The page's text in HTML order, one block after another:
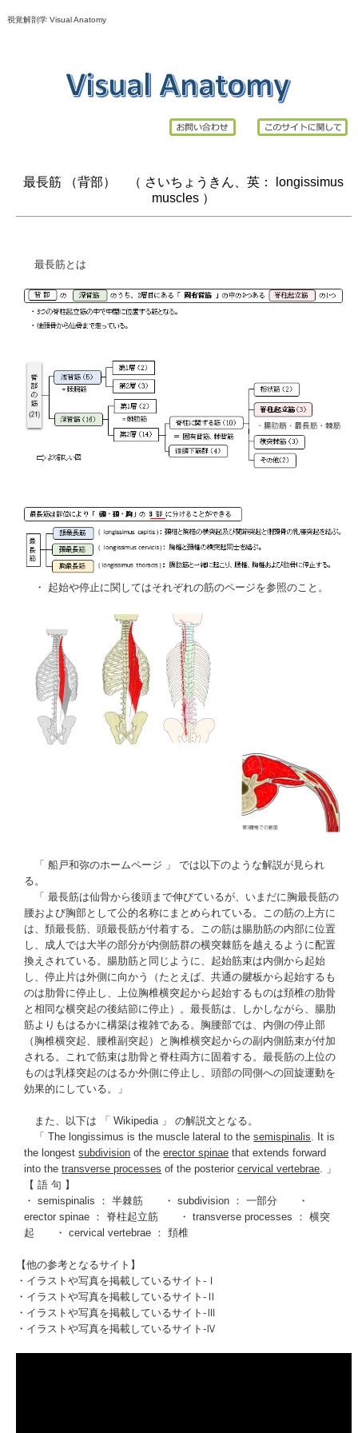
視覚解剖学 Visual Anatomy
最長筋 （背部） （ さいちょうきん、英： longissimus
muscles ）
最長筋とは
・ 起始や停止に関してはそれぞれの筋のページを参照のこと。
「船戸和弥のホームページ 」 では以下のような解説が見られ
る。
「 最長筋は仙骨から後頭まで伸びているが、いまだに胸最長筋の
腰および胸部として公的名称にまとめられている。この筋の上方に
は、頚最長筋、頭最長筋が付着する。この筋は腸肋筋の内部に位置
し、成人では大半の部分が内側筋群の横突棘筋を越えるように配置
換えされている。腸肋筋と同じように、起始筋束は内側から起始
し、停止片は外側に向かう（たとえば、共通の腱板から起始するも
のは肋骨に停止し、上位胸椎横突起から起始するものは頚椎の肋骨
と相同な横突起の後結節に停止）。最長筋は、しかしながら、腸肋
筋よりもはるかに構築は複雑である。胸腰部では、内側の停止部
（胸椎横突起、腰椎副突起）と胸椎横突起からの副内側筋束が付加
される。これで筋束は肋骨と脊柱両方に固着する。最長筋の上位の
ものは乳様突起のはるか外側に停止し、頭部の同側への回旋運動を
効果的にしている。」
また、以下は 「 Wikipedia 」 の解説文となる。
「 The longissimus is the muscle lateral to thesemispinalis . It is
the longestsubdivision of theerector spinae that extends forward
into thetransverse processes of the posteriorcervical vertebrae . 」
【 語 句 】
・ semispinalis
： 半棘筋 ・ subdivision ： 一部分 ・
erector spinae ： 脊柱起立筋 ・transverse processes ： 横突
起 ・cervical vertebrae ： 頚椎
【他の参考となるサイト】
・ イラストや写真を掲載しているサイト-Ⅰ
・ イラストや写真を掲載しているサイト-Ⅱ
・ イラストや写真を掲載しているサイト-Ⅲ
・ イラストや写真を掲載しているサイト-Ⅳ